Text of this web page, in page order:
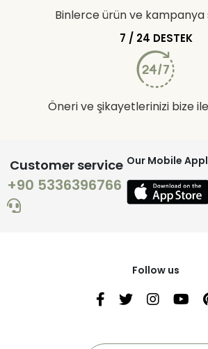
Binlerce ürün ve
7 / 24 DESTEK
Öneri ve şikayetlerinizi bize
Customer service
+90 5336396766
Our Mobile
Follow us